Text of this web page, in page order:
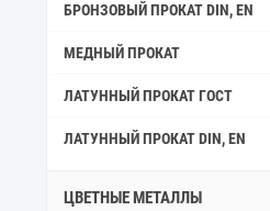
БРОНЗОВЫЙ ПРОКАТ DIN, EN
МЕДНЫЙ ПРОКАТ
ЛАТУННЫЙ ПРОКАТ ГОСТ
ЛАТУННЫЙ ПРОКАТ DIN, EN
ЦВЕТНЫЕ МЕТАЛЛЫ